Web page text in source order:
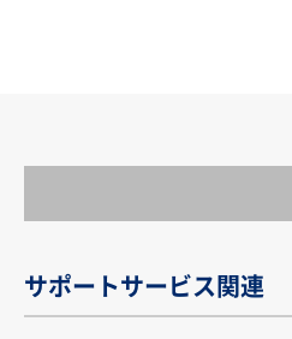
サポートサービス関連